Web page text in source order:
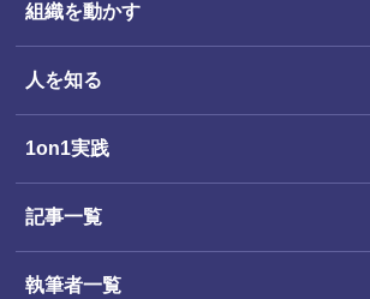
組織を動かす
人を知る
1on1実践
記事一覧
執筆者一覧